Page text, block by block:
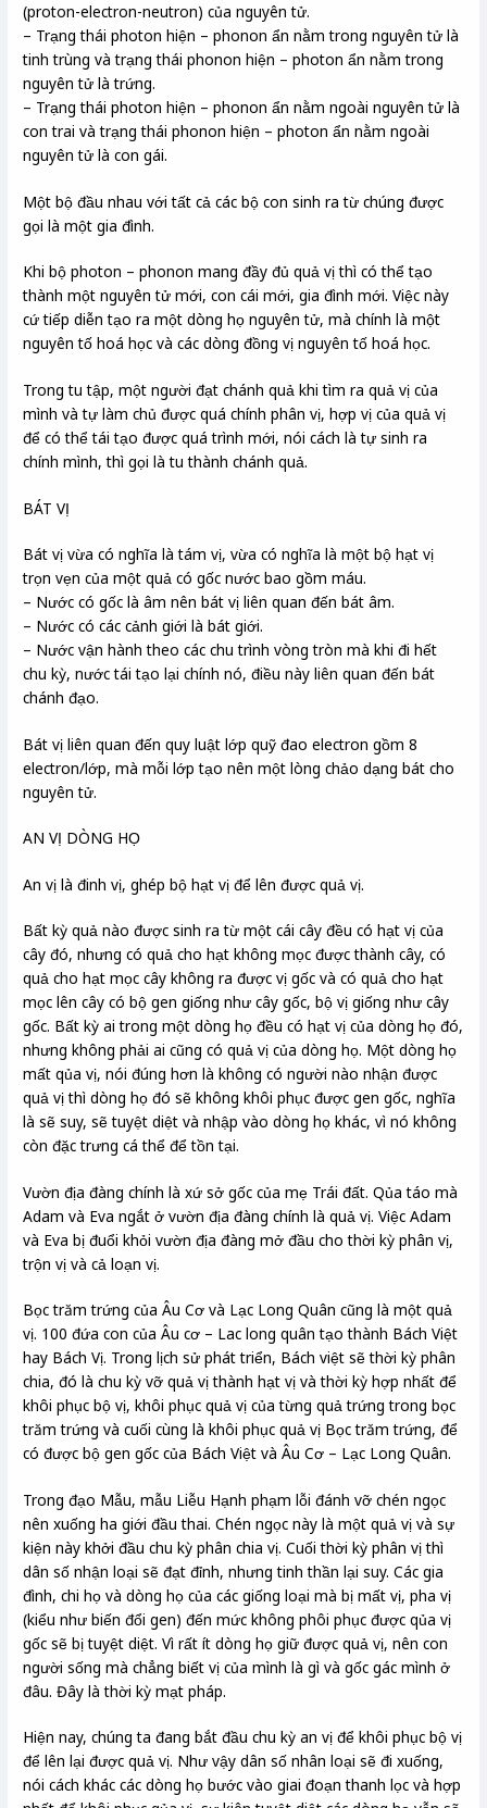
(proton-electron-neutron) của nguyên tử.
– Trạng thái photon hiện – phonon ẩn nằm trong nguyên tử là
tinh trùng và trạng thái phonon hiện – photon ẩn nằm trong
nguyên tử là trứng.
– Trạng thái photon hiện – phonon ẩn nằm ngoài nguyên tử là
con trai và trạng thái phonon hiện – photon ẩn nằm ngoài
nguyên tử là con gái.
Một bộ đầu nhau với tất cả các bộ con sinh ra từ chúng được
gọi là một gia đình.
Khi bộ photon – phonon mang đầy đủ quả vị thì có thể tạo
thành một nguyên tử mới, con cái mới, gia đình mới. Việc này
cứ tiếp diễn tạo ra một dòng họ nguyên tử, mà chính là một
nguyên tố hoá học và các dòng đồng vị nguyên tố hoá học.
Trong tu tập, một người đạt chánh quả khi tìm ra quả vị của
mình và tự làm chủ được quá chính phân vị, hợp vị của quả vị
để có thể tái tạo được quá trình mới, nói cách là tự sinh ra
chính mình, thì gọi là tu thành chánh quả.
BÁT VỊ
Bát vị vừa có nghĩa là tám vị, vừa có nghĩa là một bộ hạt vị
trọn vẹn của một quả có gốc nước bao gồm máu.
– Nước có gốc là âm nên bát vị liên quan đến bát âm.
– Nước có các cảnh giới là bát giới.
– Nước vận hành theo các chu trình vòng tròn mà khi đi hết
chu kỳ, nước tái tạo lại chính nó, điều này liên quan đến bát
chánh đạo.
Bát vị liên quan đến quy luật lớp quỹ đao electron gồm 8
electron/lớp, mà mỗi lớp tạo nên một lòng chảo dạng bát cho
nguyên tử.
AN VỊ DÒNG HỌ
An vị là đinh vị, ghép bộ hạt vị để lên được quả vị.
Bất kỳ quả nào được sinh ra từ một cái cây đều có hạt vị của
cây đó, nhưng có quả cho hạt không mọc được thành cây, có
quả cho hạt mọc cây không ra được vị gốc và có quả cho hạt
mọc lên cây có bộ gen giống như cây gốc, bộ vị giống như cây
gốc. Bất kỳ ai trong một dòng họ đều có hạt vị của dòng họ đó,
nhưng không phải ai cũng có quả vị của dòng họ. Một dòng họ
mất qủa vị, nói đúng hơn là không có người nào nhận được
quả vị thì dòng họ đó sẽ không khôi phục được gen gốc, nghĩa
là sẽ suy, sẽ tuyệt diệt và nhập vào dòng họ khác, vì nó không
còn đặc trưng cá thể để tồn tại.
Vườn địa đàng chính là xứ sở gốc của mẹ Trái đất. Qủa táo mà
Adam và Eva ngắt ở vườn địa đàng chính là quả vị. Việc Adam
và Eva bị đuổi khỏi vườn địa đàng mở đầu cho thời kỳ phân vị,
trộn vị và cả loạn vị.
Bọc trăm trứng của Âu Cơ và Lạc Long Quân cũng là một quả
vị. 100 đứa con của Âu cơ – Lac long quân tạo thành Bách Việt
hay Bách Vị. Trong lịch sử phát triển, Bách việt sẽ thời kỳ phân
chia, đó là chu kỳ vỡ quả vị thành hạt vị và thời kỳ hợp nhất để
khôi phục bộ vị, khôi phục quả vị của từng quả trứng trong bọc
trăm trứng và cuối cùng là khôi phục quả vị Bọc trăm trứng, để
có được bộ gen gốc của Bách Việt và Âu Cơ – Lạc Long Quân.
Trong đạo Mẫu, mẫu Liễu Hạnh phạm lỗi đánh vỡ chén ngọc
nên xuống ha giới đầu thai. Chén ngọc này là một quả vị và sự
kiện này khởi đầu chu kỳ phân chia vị. Cuối thời kỳ phân vị thì
dân số nhận loại sẽ đạt đỉnh, nhưng tinh thần lại suy. Các gia
đình, chi họ và dòng họ của các giống loại mà bị mất vị, pha vị
(kiểu như biến đổi gen) đến mức không phôi phục được qủa vị
gốc sẽ bị tuyệt diệt. Vì rất ít dòng họ giữ được quả vị, nên con
người sống mà chẳng biết vị của mình là gì và gốc gác mình ở
đâu. Đây là thời kỳ mạt pháp.
Hiện nay, chúng ta đang bắt đầu chu kỳ an vị để khôi phục bộ vị
để lên lại được quả vị. Như vậy dân số nhân loại sẽ đi xuống,
nói cách khác các dòng họ bước vào giai đoạn thanh lọc và hợp